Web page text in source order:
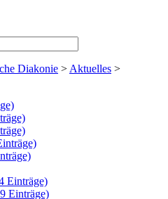
Diakonie > Aktuelles >
Einträge)
Einträge)